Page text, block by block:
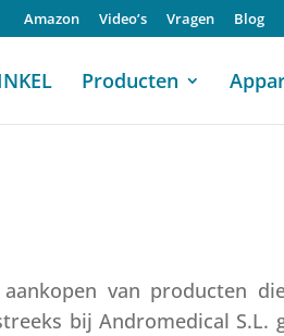
Amazon Video’s Vragen Blog
Producten
van producten
bij Andromedical